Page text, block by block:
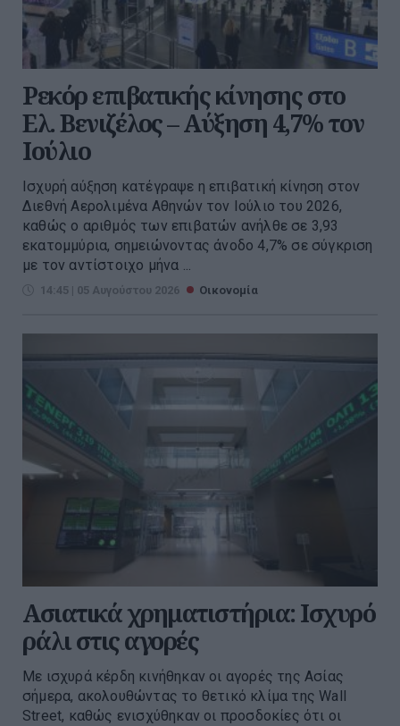
Ρεκόρ επιβατικής κίνησης στο
Ελ. Βενιζέλος – Αύξηση 4,7% τον
Ιούλιο
Ισχυρή αύξηση κατέγραψε η επιβατική κίνηση στον
Διεθνή Αερολιμένα Αθηνών τον Ιούλιο του 2026,
καθώς ο αριθμός των επιβατών ανήλθε σε 3,93
εκατομμύρια, σημειώνοντας άνοδο 4,7% σε σύγκριση
με τον αντίστοιχο μήνα ...
14:45 | 05 Αυγούστου 2026 Οικονομία
Ασιατικά χρηματιστήρια: Ισχυρό
ράλι στις αγορές
Με ισχυρά κέρδη κινήθηκαν οι αγορές της Ασίας
σήμερα, ακολουθώντας το θετικό κλίμα της Wall
Street, καθώς ενισχύθηκαν οι προσδοκίες ότι οι